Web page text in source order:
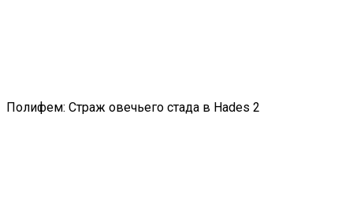
Полифем: Страж овечьего стада в Hades 2